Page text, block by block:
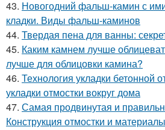
43. Новогодний фальш-камин с
кладки. Виды фальш-каминов
44. Твердая пена для ванны:
45. Каким камнем лучше
лучше для облицовки камина?
46. Технология укладки бетонной
укладки отмостки вокруг дома
47. Самая продвинутая и
Конструкция отмостки и материалы